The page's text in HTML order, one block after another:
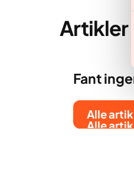
Artikler
Fant
Alle
Alle